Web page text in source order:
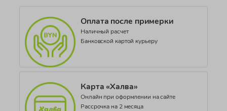
CORE COLLECTION_PR514 PE02
Оплата после примерки
Наличный расчет
Банковской картой курьеру
Карта «Халва»
Онлайн при оформлении на сайте
Рассрочка на 2 месяца